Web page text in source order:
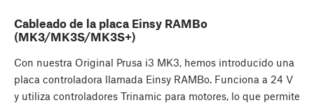
Cableado de la placa Einsy RAMBo
(MK3/MK3S/MK3S+)
Con nuestra Original Prusa i3 MK3, hemos introducido una
placa controladora llamada Einsy RAMBo. Funciona a 24 V
y utiliza controladores Trinamic para motores, lo que permite